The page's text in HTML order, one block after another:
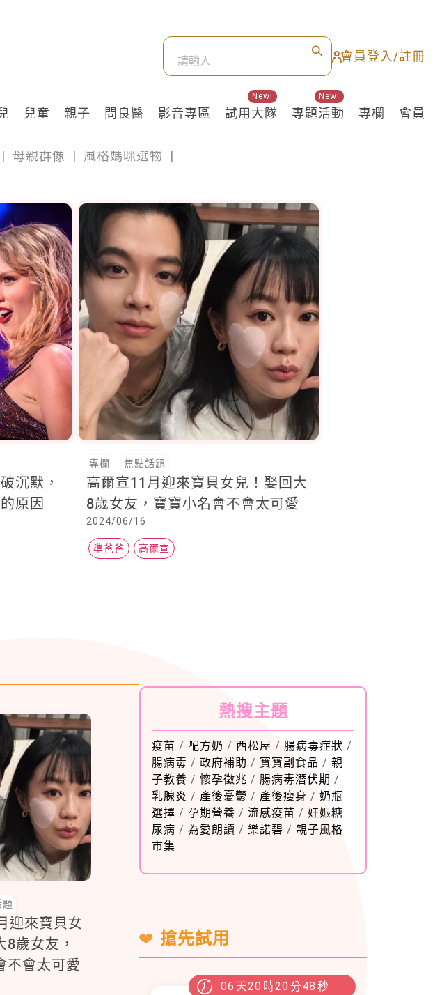
會員登入/註冊
兒童 親子 問良醫 影音專區 試用大隊
New!
專題活動
New!
專欄 會員
| 母親群像 | 風格媽咪選物 |
沉默，
原因
專欄 焦點話題
高爾宣11月迎來寶貝女兒！娶回大
8歲女友，寶寶小名會不會太可愛
2024/06/16
準爸爸 高爾宣
題
迎來寶貝女
8歲女友，
不會太可愛
熱搜主題
疫苗 / 配方奶 / 西松屋 / 腸病毒症狀 /
腸病毒 / 政府補助 / 寶寶副食品 / 親
子教養 / 懷孕徵兆 / 腸病毒潛伏期 /
乳腺炎 / 產後憂鬱 / 產後瘦身 / 奶瓶
選擇 / 孕期營養 / 流感疫苗 / 妊娠糖
尿病 / 為愛朗讀 / 樂諾碧 / 親子風格
市集
搶先試用
06 天20 時20 分46 秒